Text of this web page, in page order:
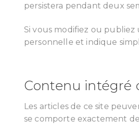
persistera pendant deux
Si vous modifiez ou
personnelle et indique
Contenu intégré
Les articles de ce site
se comporte exactement